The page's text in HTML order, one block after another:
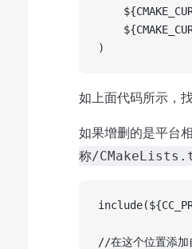
)
如上面代码所示，
如果增删的是平台
称/
//在这个位置添